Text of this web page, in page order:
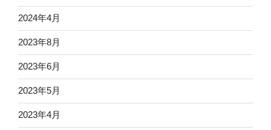
2024年4月
2023年8月
2023年6月
2023年5月
2023年4月